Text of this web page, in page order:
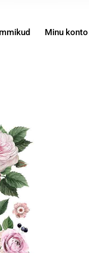
Minu konto